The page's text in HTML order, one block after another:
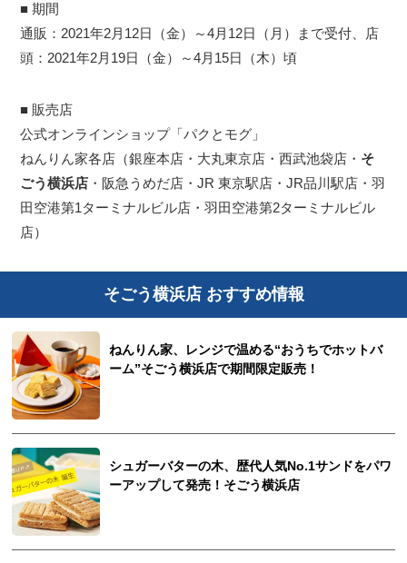
■ 期間
通販：2021年2月12日（金）～4月12日（月）まで受付、店
頭：2021年2月19日（金）～4月15日（木）頃
■ 販売店
公式オンラインショップ「パクとモグ」
ねんりん家各店（銀座本店・大丸東京店・西武池袋店・ そ
ごう横浜店 ・阪急うめだ店・JR 東京駅店・JR品川駅店・羽
田空港第1ターミナルビル店・羽田空港第2ターミナルビル
店）
そごう横浜店 おすすめ情報
ねんりん家、レンジで温める“おうちでホットバ
ーム”そごう横浜店で期間限定販売！
シュガーバターの木、歴代人気No.1サンドをパワ
ーアップして発売！そごう横浜店